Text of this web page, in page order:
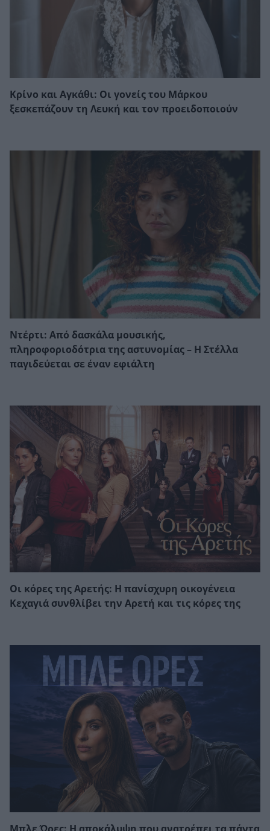
Κρίνο και Αγκάθι: Οι γονείς του Μάρκου
ξεσκεπάζουν τη Λευκή και τον προειδοποιούν
Ντέρτι: Από δασκάλα μουσικής,
πληροφοριοδότρια της αστυνομίας – Η Στέλλα
παγιδεύεται σε έναν εφιάλτη
Οι κόρες της Αρετής: Η πανίσχυρη οικογένεια
Κεχαγιά συνθλίβει την Αρετή και τις κόρες της